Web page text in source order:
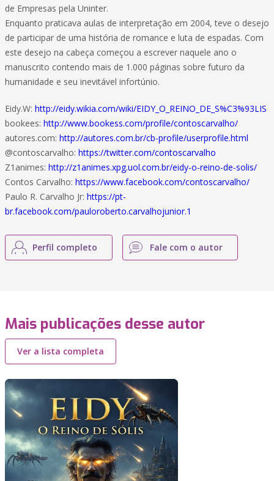
de Empresas pela Uninter.
Enquanto praticava aulas de interpretação em 2004, teve o desejo
de participar de uma história de romance e luta de espadas. Com
este desejo na cabeça começou a escrever naquele ano o
manuscrito contendo mais de 1.000 páginas sobre futuro da
humanidade e seu inevitável infortúnio.
Eidy.W: http://eidy.wikia.com/wiki/EIDY_O_REINO_DE_S%C3%93LIS
bookees: http://www.bookess.com/profile/contoscarvalho/
autores.com: http://autores.com.br/cb-profile/userprofile.html
@contoscarvalho: https://twitter.com/contoscarvalho
Z1animes: http://z1animes.xpg.uol.com.br/eidy-o-reino-de-solis/
Contos Carvalho: https://www.facebook.com/contoscarvalho/
Paulo R. Carvalho Jr: https://pt-
br.facebook.com/pauloroberto.carvalhojunior.1
Perfil completo Fale com o autor
Mais publicações desse autor
Ver a lista completa